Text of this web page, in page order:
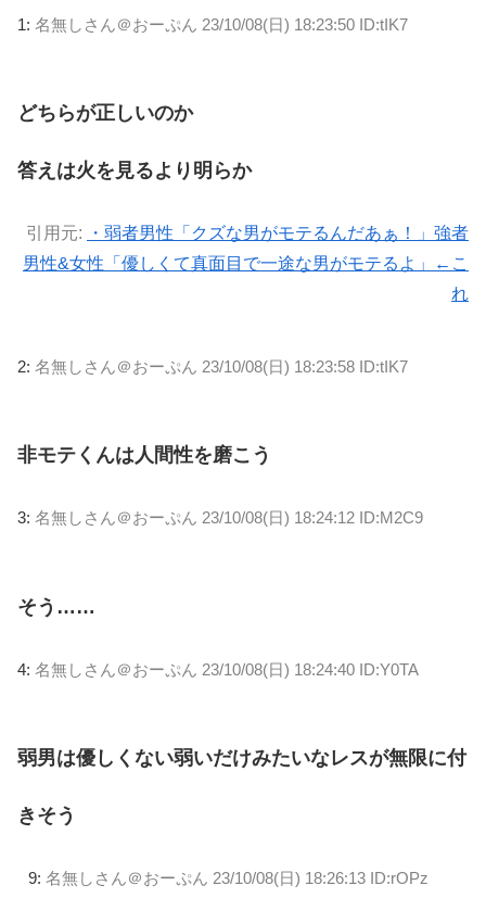
1: 名無しさん＠おーぷん 23/10/08(日) 18:23:50 ID:tIK7
どちらが正しいのか
答えは火を見るより明らか
引用元:
・弱者男性「クズな男がモテるんだあぁ！」強者
男性&女性「優しくて真面目で一途な男がモテるよ」←こ
れ
2: 名無しさん＠おーぷん 23/10/08(日) 18:23:58 ID:tIK7
非モテくんは人間性を磨こう
3: 名無しさん＠おーぷん 23/10/08(日) 18:24:12 ID:M2C9
そう……
4: 名無しさん＠おーぷん 23/10/08(日) 18:24:40 ID:Y0TA
弱男は優しくない弱いだけみたいなレスが無限に付
きそう
9: 名無しさん＠おーぷん 23/10/08(日) 18:26:13 ID:rOPz